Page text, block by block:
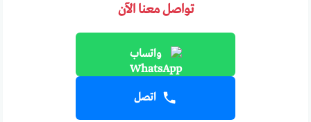
تواصل معنا الآن
واتساب
اتصل